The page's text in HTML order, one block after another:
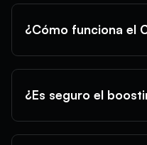
¿Cómo funciona el
¿Es seguro el